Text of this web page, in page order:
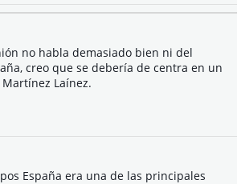
no habla demasiado bien ni del
creo que se debería de centra en un
Laínez.
España era una de las principales